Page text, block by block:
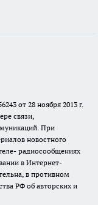
от 28 ноября 2013 г.
связи,
При
новостного
радиосообщениях
в Интернет-
в противном
РФ об авторских и